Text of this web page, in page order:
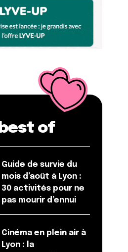
of
Guide de survie du
mois d’août à Lyon :
30 activités pour ne
pas mourir d’ennui
Cinéma en plein air à
Lyon : la